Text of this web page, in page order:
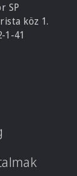
SP
köz 1.
1-41